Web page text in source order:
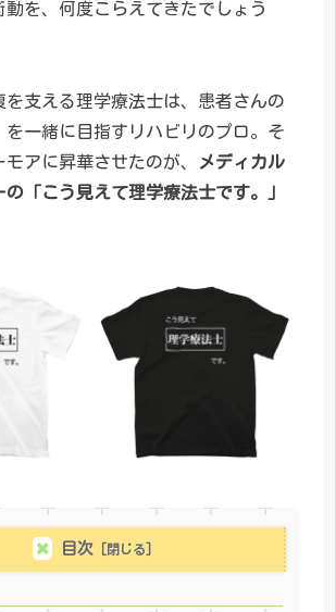
動を、何度こらえてきたでしょう
を支える理学療法士は、患者さんの
を一緒に目指すリハビリのプロ。そ
アに昇華させたのが、
メディカル
の「こう見えて理学療法士です。」
目次